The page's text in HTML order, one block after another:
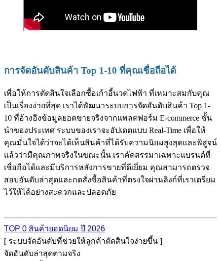
การจัดอันดับสินค้า Top 1-10 ที่คุณเชื่อถือได้
เพื่อให้การตัดสินใจเลือกซื้อเก้าอี้นวดไฟฟ้า ที่เหมาะสมกับคุณ
เป็นเรื่องง่ายที่สุด เราได้พัฒนาระบบการจัดอันดับสินค้า Top 1-
10 ที่อ้างอิงข้อมูลยอดขายจริงจากแพลตฟอร์ม E-commerce ชั้น
นำของประเทศ ระบบของเราจะอัปเดตแบบ Real-Time เพื่อให้
คุณมั่นใจได้ว่าจะได้เห็นสินค้าที่ได้รับความนิยมสูงสุดและพิสูจน์
แล้วว่ามีคุณภาพจริงในขณะนั้น เราคัดสรรมาเฉพาะแบรนด์ที่
เชื่อถือได้และมีบริการหลังการขายที่ดีเยี่ยม คุณสามารถตรวจ
สอบอันดับล่าสุดและกดสั่งซื้อสินค้าที่ตรงใจผ่านลิงก์ที่เราเตรียม
ไว้ให้ได้อย่างสะดวกและปลอดภัย
TOP 0 สินค้ายอดนิยม ปี 2026
[ ระบบจัดอันดับที่ช่วยให้ลูกค้าตัดสินใจง่ายขึ้น ]
จัดอันดับล่าสุดตามจริง